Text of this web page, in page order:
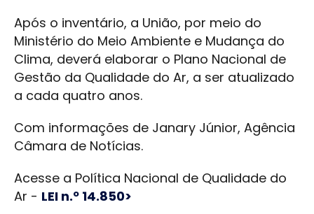
Após o inventário, a União, por meio do
Ministério do Meio Ambiente e Mudança do
Clima, deverá elaborar o Plano Nacional de
Gestão da Qualidade do Ar, a ser atualizado
a cada quatro anos.
Com informações de Janary Júnior, Agência
Câmara de Notícias.
Acesse a Política Nacional de Qualidade do
Ar - LEI n.º 14.850>